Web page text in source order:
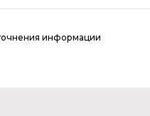
информации